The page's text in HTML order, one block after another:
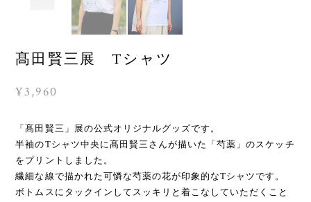
髙田賢三展 Tシャツ
¥3,960
「髙田賢三」展の公式オリジナルグッズです。
半袖のTシャツ中央に髙田賢三さんが描いた「芍薬」のスケッチ
をプリントしました。
繊細な線で描かれた可憐な芍薬の花が印象的なTシャツです。
ボトムスにタックインしてスッキリと着こなしていただくこと